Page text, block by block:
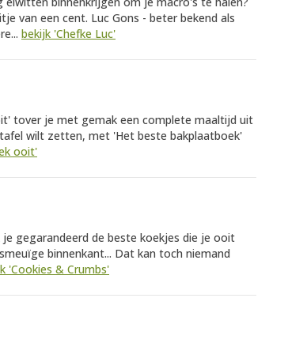
van een cent. Luc Gons - beter bekend als
bekijk 'Chefke Luc'
tover je met gemak een complete maaltijd uit
wilt zetten, met 'Het beste bakplaatboek'
ooit'
gegarandeerd de beste koekjes die je ooit
binnenkant... Dat kan toch niemand
'Cookies & Crumbs'